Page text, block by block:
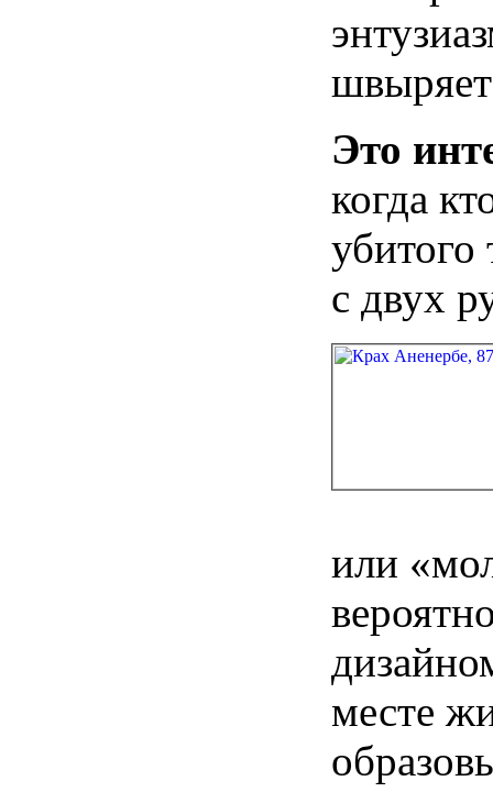
швыряет
Это
когда
убитого
с двух
или
месте